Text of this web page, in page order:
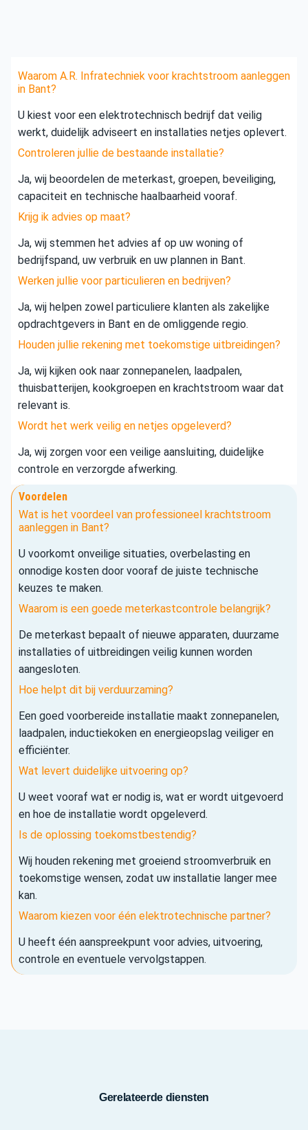
Waarom A.R. Infratechniek voor krachtstroom aanleggen
in Bant?
U kiest voor een elektrotechnisch bedrijf dat veilig
werkt, duidelijk adviseert en installaties netjes oplevert.
Controleren jullie de bestaande installatie?
Ja, wij beoordelen de meterkast, groepen, beveiliging,
capaciteit en technische haalbaarheid vooraf.
Krijg ik advies op maat?
Ja, wij stemmen het advies af op uw woning of
bedrijfspand, uw verbruik en uw plannen in Bant.
Werken jullie voor particulieren en bedrijven?
Ja, wij helpen zowel particuliere klanten als zakelijke
opdrachtgevers in Bant en de omliggende regio.
Houden jullie rekening met toekomstige uitbreidingen?
Ja, wij kijken ook naar zonnepanelen, laadpalen,
thuisbatterijen, kookgroepen en krachtstroom waar dat
relevant is.
Wordt het werk veilig en netjes opgeleverd?
Ja, wij zorgen voor een veilige aansluiting, duidelijke
controle en verzorgde afwerking.
Voordelen
Wat is het voordeel van professioneel krachtstroom
aanleggen in Bant?
U voorkomt onveilige situaties, overbelasting en
onnodige kosten door vooraf de juiste technische
keuzes te maken.
Waarom is een goede meterkastcontrole belangrijk?
De meterkast bepaalt of nieuwe apparaten, duurzame
installaties of uitbreidingen veilig kunnen worden
aangesloten.
Hoe helpt dit bij verduurzaming?
Een goed voorbereide installatie maakt zonnepanelen,
laadpalen, inductiekoken en energieopslag veiliger en
efficiënter.
Wat levert duidelijke uitvoering op?
U weet vooraf wat er nodig is, wat er wordt uitgevoerd
en hoe de installatie wordt opgeleverd.
Is de oplossing toekomstbestendig?
Wij houden rekening met groeiend stroomverbruik en
toekomstige wensen, zodat uw installatie langer mee
kan.
Waarom kiezen voor één elektrotechnische partner?
U heeft één aanspreekpunt voor advies, uitvoering,
controle en eventuele vervolgstappen.
Gerelateerde diensten